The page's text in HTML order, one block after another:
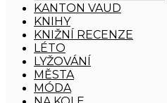
KANTON VAUD
KNIHY
KNIŽNÍ RECENZE
LÉTO
LYŽOVÁNÍ
MĚSTA
MÓDA